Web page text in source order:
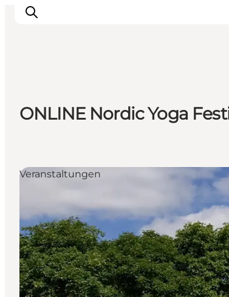
Erlebnisse
Essen und trinken
Erlebnis buchen
ONLINE Nordic Yoga
Veranstaltungen